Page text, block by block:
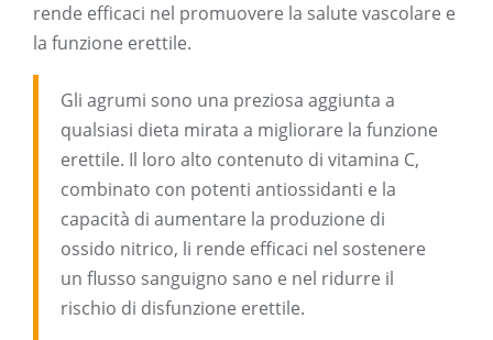
rende efficaci nel promuovere la salute vascolare e
la funzione erettile.
Gli agrumi sono una preziosa aggiunta a
qualsiasi dieta mirata a migliorare la funzione
erettile. Il loro alto contenuto di vitamina C,
combinato con potenti antiossidanti e la
capacità di aumentare la produzione di
ossido nitrico, li rende efficaci nel sostenere
un flusso sanguigno sano e nel ridurre il
rischio di disfunzione erettile.